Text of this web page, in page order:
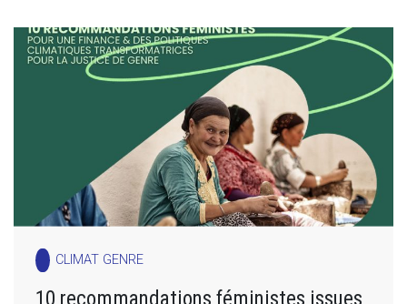
CLIMAT GENRE
10 recommandations féministes issues